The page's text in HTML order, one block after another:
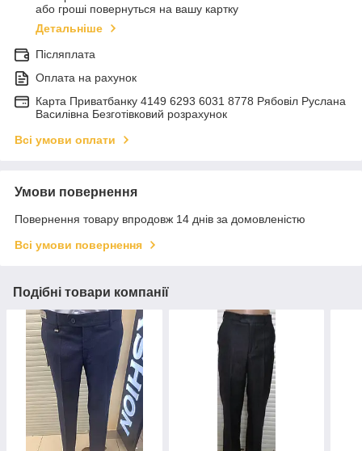
або гроші повернуться на вашу картку
Детальніше
Післяплата
Оплата на рахунок
Карта Приватбанку 4149 6293 6031 8778 Рябовіл Руслана
Василівна Безготівковий розрахунок
Всі умови оплати
Умови повернення
Повернення товару впродовж 14 днів за домовленістю
Всі умови повернення
Подібні товари компанії